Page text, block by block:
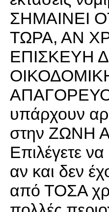
ΣΗΜΑΙΝΕΙ
ΤΩΡΑ, ΑΝ
ΕΠΙΣΚΕΥΗ
υπάρχουν
στην ΖΩΝΗ
Επιλέγετε
αν και δεν
από ΤΟΣΑ